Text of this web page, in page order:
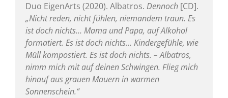
Duo EigenArts (2020). Albatros. Dennoch [CD].
„Nicht reden, nicht fühlen, niemandem traun. Es
ist doch nichts… Mama und Papa, auf Alkohol
formatiert. Es ist doch nichts… Kindergefühle, wie
Müll kompostiert. Es ist doch nichts. – Albatros,
nimm mich mit auf deinen Schwingen. Flieg mich
hinauf aus grauen Mauern in warmen
Sonnenschein.“